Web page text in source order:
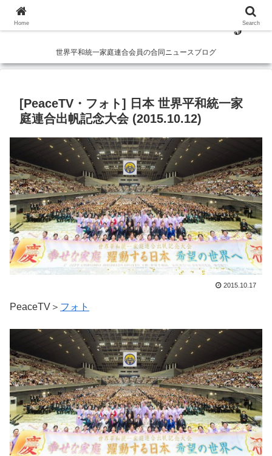
世界平和統一家庭連合会員の合同ニュースブログ
[PeaceTV・フォト] 日本 世界平和統一家
庭連合出帆記念大会 (2015.10.12)
2015.10.17
PeaceTV＞ フォト
Home Search